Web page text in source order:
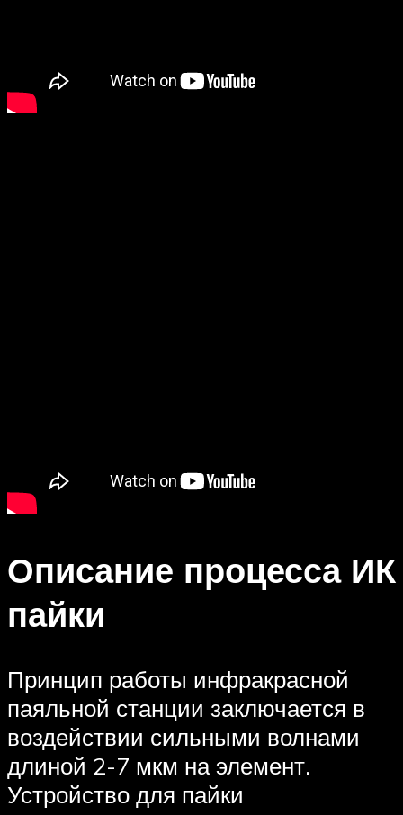
Описание процесса ИК
пайки
Принцип работы инфракрасной
паяльной станции заключается в
воздействии сильными волнами
длиной 2-7 мкм на элемент.
Устройство для пайки